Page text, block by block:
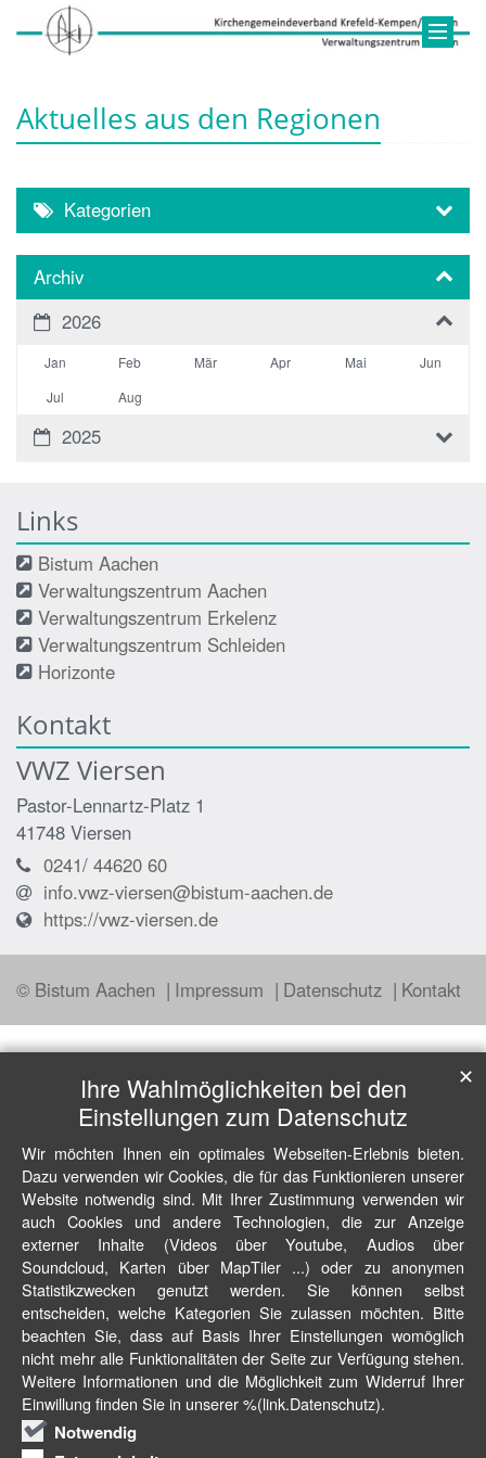
Aktuelles aus den Regionen
Kategorien
Archiv
2026
Jan Feb Mär Apr Mai
Jun
Jul
Aug
2025
Links
Bistum Aachen
Verwaltungszentrum Aachen
Verwaltungszentrum Erkelenz
Verwaltungszentrum Schleiden
Horizonte
Kontakt
VWZ Viersen
Pastor-Lennartz-Platz 1
41748 Viersen
0241/ 44620 60
info.vwz-viersen@bistum-aachen.de
https://vwz-viersen.de
© Bistum Aachen Impressum Datenschutz Kontakt
Ihre Wahlmöglichkeiten bei den
Einstellungen zum Datenschutz
Wir möchten Ihnen ein optimales Webseiten-Erlebnis bieten.
Dazu verwenden wir Cookies, die für das Funktionieren unserer
Website notwendig sind. Mit Ihrer Zustimmung verwenden wir
auch Cookies und andere Technologien, die zur Anzeige
externer Inhalte (Videos über Youtube, Audios über
Soundcloud, Karten über MapTiler ...) oder zu anonymen
Statistikzwecken genutzt werden. Sie können selbst
entscheiden, welche Kategorien Sie zulassen möchten. Bitte
beachten Sie, dass auf Basis Ihrer Einstellungen womöglich
nicht mehr alle Funktionalitäten der Seite zur Verfügung stehen.
Weitere Informationen und die Möglichkeit zum Widerruf Ihrer
Einwillung finden Sie in unserer %(link.Datenschutz).
Notwendig
✕